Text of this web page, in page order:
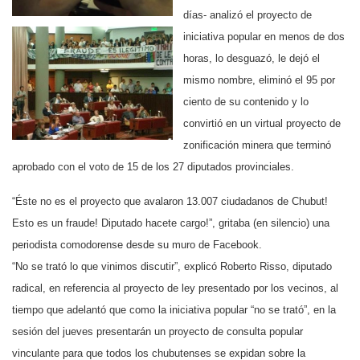
días- analizó el proyecto de
iniciativa popular en menos de dos
horas, lo desguazó, le dejó el
mismo nombre, eliminó el 95 por
ciento de su contenido y lo
convirtió en un virtual proyecto de
zonificación minera que terminó
aprobado con el voto de 15 de los 27 diputados provinciales.
“Éste no es el proyecto que avalaron 13.007 ciudadanos de Chubut!
Esto es un fraude! Diputado hacete cargo!”, gritaba (en silencio) una
periodista comodorense desde su muro de Facebook.
“No se trató lo que vinimos discutir”, explicó Roberto Risso, diputado
radical, en referencia al proyecto de ley presentado por los vecinos, al
tiempo que adelantó que como la iniciativa popular “no se trató”, en la
sesión del jueves presentarán un proyecto de consulta popular
vinculante para que todos los chubutenses se expidan sobre la